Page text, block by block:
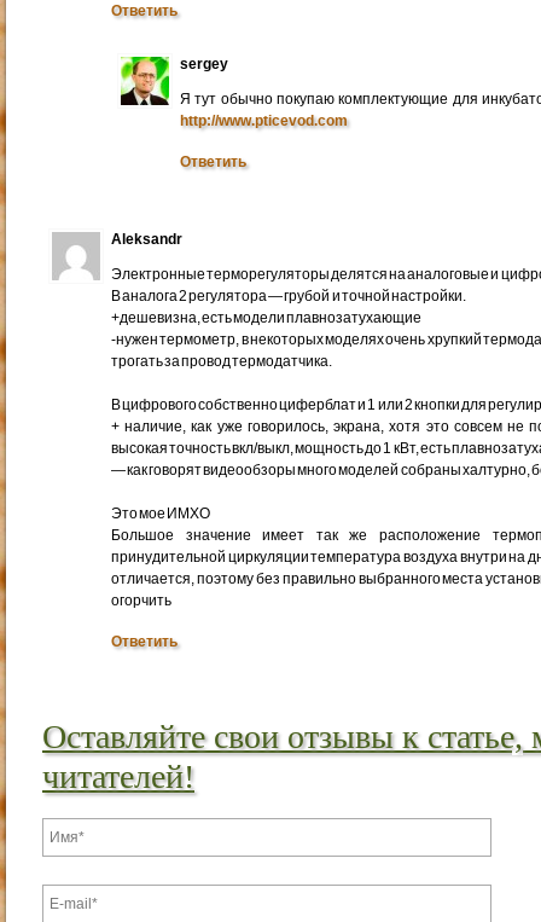
Ответить
sergey
Я тут обычно покупаю комплектующие для
http://www.pticevod.com
Ответить
Aleksandr
Электронные терморегуляторы делятся на аналоговые и
В аналога 2 регулятора — грубой и точной настройки.
+дешевизна, есть модели плавнозатухающие
-нужен термометр, в некоторых моделях очень хрупкий
трогать за провод термодатчика.
В цифрового собственно циферблат и 1 или 2 кнопки для
+ наличие, как уже говорилось, экрана, хотя это совсем не
высокая точность вкл/выкл, мощность до 1 кВт, есть
— как говорят видеообзоры много моделей собраны халтурно,
Это мое ИМХО
Большое значение имеет так же расположение
принудительной циркуляции температура воздуха внутри на
отличается, поэтому без правильно выбранного места
огорчить
Ответить
Оставляйте свои отзывы к
читателей!